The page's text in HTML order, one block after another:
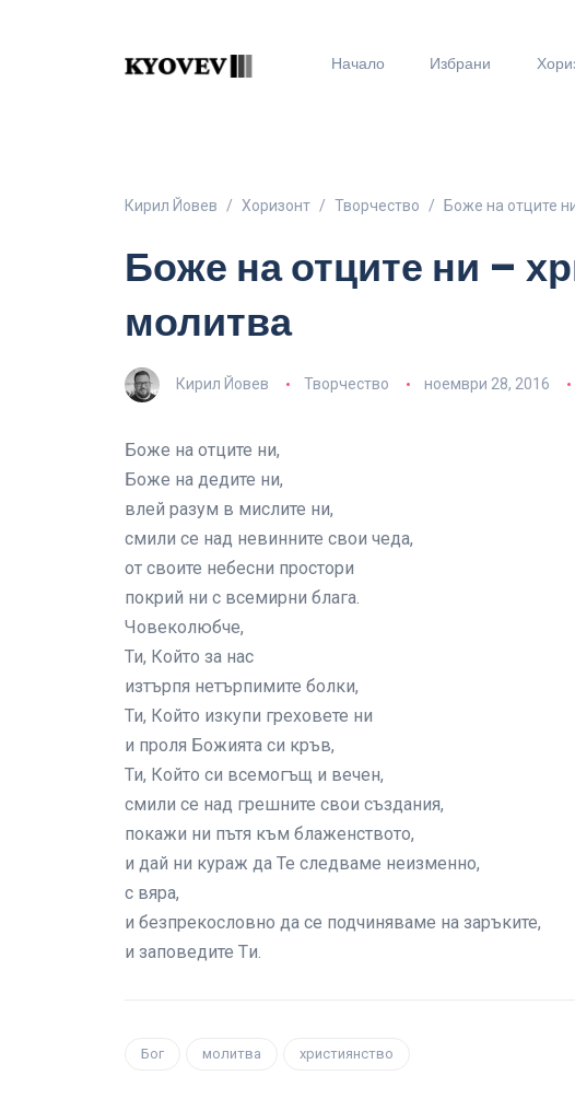
Начало Избрани
Кирил Йовев Хоризонт Творчество Боже на отците
Боже на отците ни –
молитва
Кирил Йовев Творчество ноември 28, 2016
Боже на отците ни,
Боже на дедите ни,
влей разум в мислите ни,
смили се над невинните свои чеда,
от своите небесни простори
покрий ни с всемирни блага.
Човеколюбче,
Ти, Който за нас
изтърпя нетърпимите болки,
Ти, Който изкупи греховете ни
и проля Божията си кръв,
Ти, Който си всемогъщ и вечен,
смили се над грешните свои създания,
покажи ни пътя към блаженството,
и дай ни кураж да Те следваме неизменно,
с вяра,
и безпрекословно да се подчиняваме на заръките,
и заповедите Tи.
Бог молитва християнство